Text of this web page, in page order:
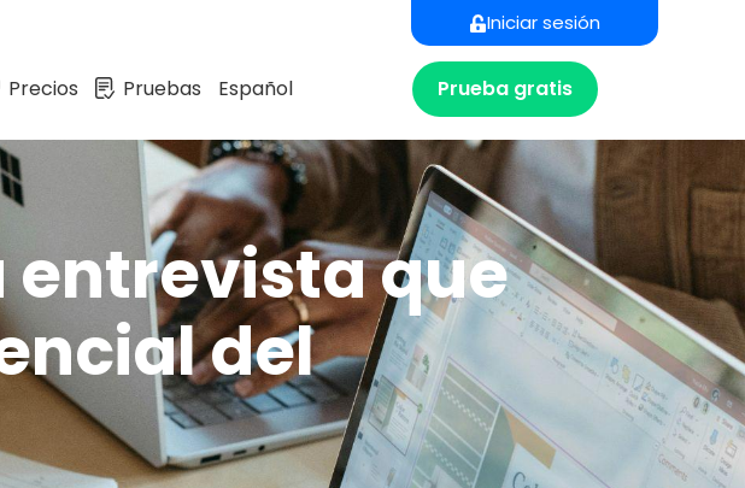
Iniciar sesión
Precios Pruebas Español Prueba gratis
entrevista que
del